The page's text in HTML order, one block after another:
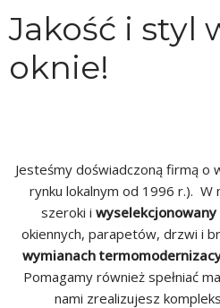
Jakość i styl
oknie!
Jesteśmy doświadczoną firmą o
rynku lokalnym od 1996 r.).
szeroki i
okiennych, parapetów, drzwi i
wymianach
Pomagamy również spełniać
nami zrealizujesz